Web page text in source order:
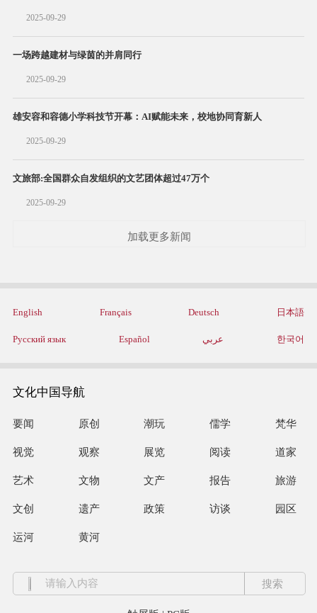
2025-09-29
一场跨越建材与绿茵的并肩同行
2025-09-29
雄安容和容德小学科技节开幕：AI赋能未来，校地协同育新人
2025-09-29
文旅部:全国群众自发组织的文艺团体超过47万个
2025-09-29
加载更多新闻
English Français Deutsch 日本語
Русский язык Español عربي 한국어
文化中国导航
要闻 原创 潮玩 儒学 梵华
视觉 观察 展览 阅读 道家
艺术 文物 文产 报告 旅游
文创 遗产 政策 访谈 园区
运河 黄河